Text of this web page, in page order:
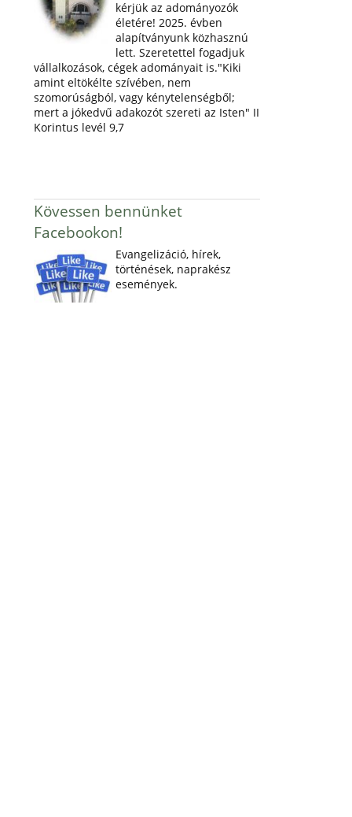
kérjük az adományozók
életére! 2025. évben
alapítványunk közhasznú
lett. Szeretettel fogadjuk
vállalkozások, cégek adományait is."Kiki
amint eltökélte szívében, nem
szomorúságból, vagy kénytelenségből;
mert a jókedvű adakozót szereti az Isten" II
Korintus levél 9,7
Kövessen bennünket
Facebookon!
Evangelizáció, hírek,
történések, naprakész
események.